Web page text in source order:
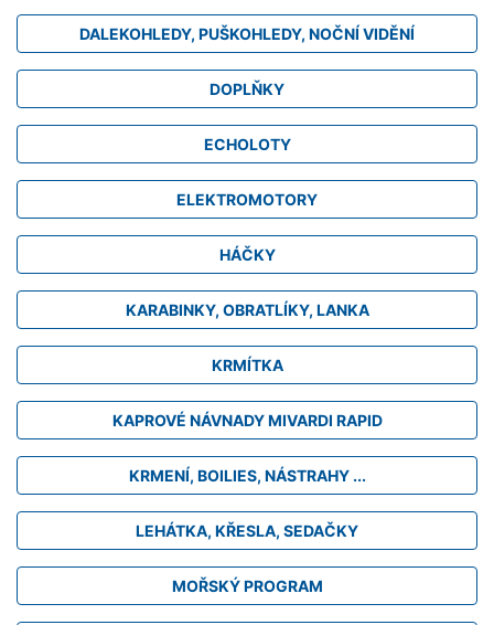
DALEKOHLEDY, PUŠKOHLEDY, NOČNÍ VIDĚNÍ
DOPLŇKY
ECHOLOTY
ELEKTROMOTORY
HÁČKY
KARABINKY, OBRATLÍKY, LANKA
KRMÍTKA
KAPROVÉ NÁVNADY MIVARDI RAPID
KRMENÍ, BOILIES, NÁSTRAHY ...
LEHÁTKA, KŘESLA, SEDAČKY
MOŘSKÝ PROGRAM